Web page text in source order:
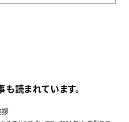
も読まれています。